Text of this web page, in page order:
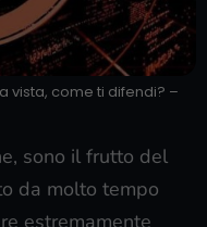
vista, come ti difendi? –
sono il frutto del
da molto tempo
estremamente